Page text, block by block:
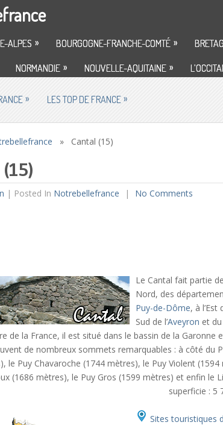
ALPES » BOURGOGNE-FRANCHE-COMTÉ »
NORMANDIE » NOUVELLE-AQUITAINE »
» LES TOP DE FRANCE »
» Cantal (15)
| Posted In Notrebellefrance No Comments
Le Cantal fait partie
Nord, des
Puy-de-Dôme, à l’Est
Sud de l’Aveyron et du
de la France, il est situé dans le bassin de la Garonne
de nombreux sommets remarquables : à côté du
le Puy Chavaroche (1744 mètres), le Puy Violent
(1686 mètres), le Puy Gros (1599 mètres) et enfin le
superficie : 5
Sites touristiques